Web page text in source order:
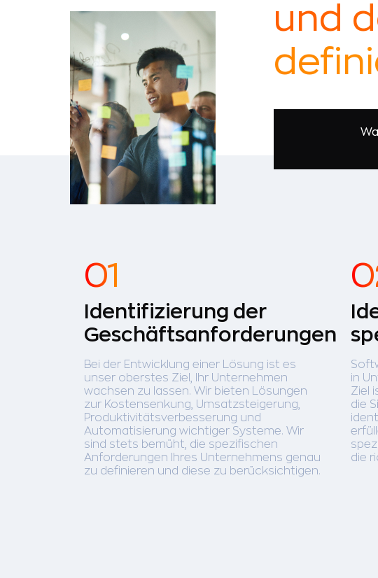
und
Identifizierung der
Geschäftsanforderungen
Bei der Entwicklung einer Lösung ist es
unser oberstes Ziel, Ihr Unternehmen
wachsen zu lassen. Wir bieten Lösungen
zur Kostensenkung, Umsatzsteigerung,
Produktivitätsverbesserung und
Automatisierung wichtiger Systeme. Wir
sind stets bemüht, die spezifischen
Anforderungen Ihres Unternehmens genau
zu definieren und diese zu berücksichtigen.
in
Ziel
die
die